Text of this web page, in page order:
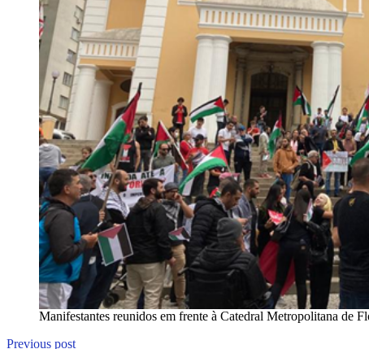
Manifestantes reunidos em frente à Catedral Metropolitana de
Previous post